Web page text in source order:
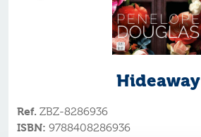
Hideaway
Ref. ZBZ-8286936
ISBN: 9788408286936